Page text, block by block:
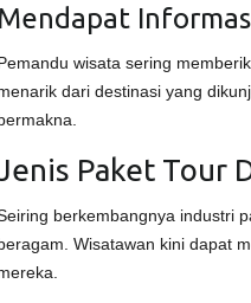
Mendapat
wisata sering
dari destinasi yang
Paket Tour
berkembangnya industri
Wisatawan kini dapat